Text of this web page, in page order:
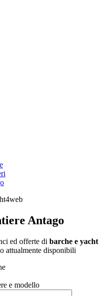
Antago
ed offerte di barche e yacht
attualmente disponibili
e modello